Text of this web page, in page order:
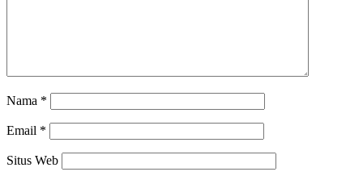
Nama *
Email *
Situs Web